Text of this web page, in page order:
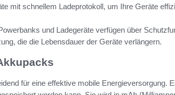
mit schnellem Ladeprotokoll, um Ihre Geräte
und Ladegeräte verfügen über
die die Lebensdauer der Geräte verlängern.
für eine effektive mobile Energieversorgung.